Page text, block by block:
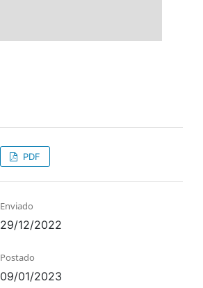
PDF
Enviado
29/12/2022
Postado
09/01/2023